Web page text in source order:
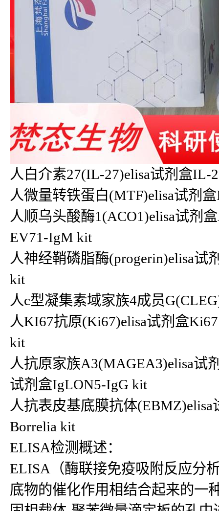
人白介素27(IL-27)elisa试剂盒IL-
人微量转铁蛋白(MTF)elisa试剂
人顺乌头酸酶1(ACO1)elisa试剂
EV71-IgM kit
人神经鞘磷脂酶(progerin)elisa试
kit
人c型凝集素域家族4成员
人KI67抗原(Ki67)elisa试剂盒
kit
人抗原家族A3(MAGEA3)elisa试
试剂盒IgLON5-IgG kit
人抗表皮基底膜抗体
Borrelia kit
ELISA检测概述：
ELISA（酶联接免疫吸附反应分
底物的催化作用相结合起来的一